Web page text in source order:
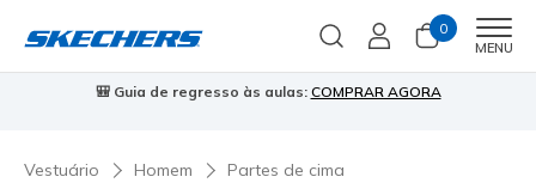
0
MENU
Skechers VIP:45 dias de devolução para membros
Vestuário Homem Partes de cima